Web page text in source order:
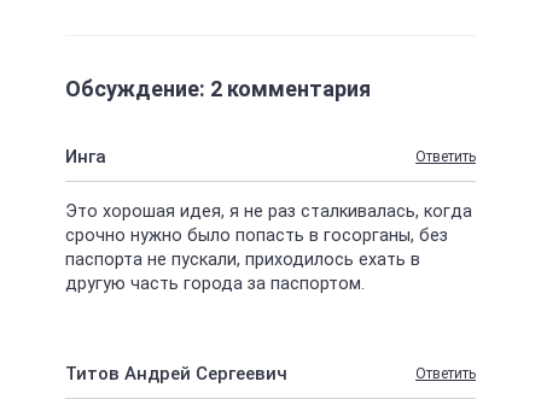
Обсуждение: 2 комментария
Инга Ответить
Это хорошая идея, я не раз сталкивалась, когда
срочно нужно было попасть в госорганы, без
паспорта не пускали, приходилось ехать в
другую часть города за паспортом.
Титов Андрей Сергеевич Ответить